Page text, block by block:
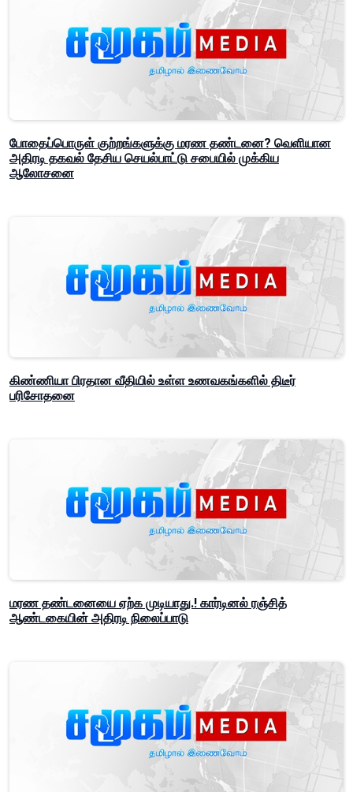
போதைப்பொருள் குற்றங்களுக்கு மரண தண்டனை? வெளியான
அதிரடி தகவல் தேசிய செயல்பாட்டு சபையில் முக்கிய
ஆலோசனை
கிண்ணியா பிரதான வீதியில் உள்ள உணவகங்களில் திடீர்
பரிசோதனை
மரண தண்டனையை ஏற்க முடியாது.! கார்டினல் ரஞ்சித்
ஆண்டகையின் அதிரடி நிலைப்பாடு